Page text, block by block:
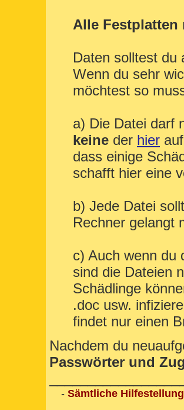
Alle Festplatten
Daten solltest du
Wenn du sehr
möchtest so
a) Die Datei darf
keine der hier
dass einige
schafft hier eine
b) Jede Datei
Rechner gelangt
c) Auch wenn du
sind die Dateien
Schädlinge
.doc usw.
findet nur einen
Nachdem du
Passwörter und
- Sämtliche